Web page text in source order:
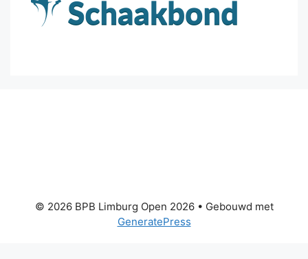
© 2026 BPB Limburg Open 2026• Gebouwd met
GeneratePress